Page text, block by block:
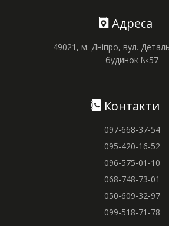
Адреса
49021, м. Дніпро, вул.
будинок №57
Контакти
097-668-37-54
095-420-16-52
096-575-01-10
068-748-73-01
050-609-32-97
099-518-71-78